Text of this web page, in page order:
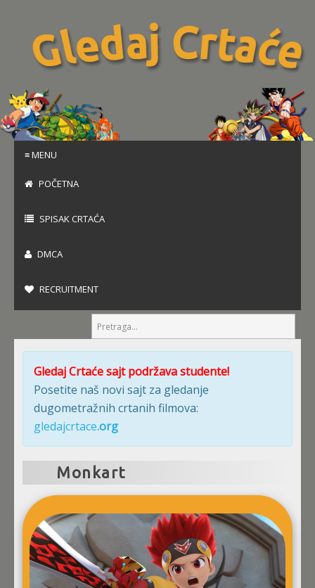
≡ MENU
POČETNA
SPISAK CRTAĆA
DMCA
RECRUITMENT
Gledaj Crtaće sajt podržava studente!
Posetite naš novi sajt za gledanje
dugometražnih crtanih filmova:
gledajcrtace.org
Monkart